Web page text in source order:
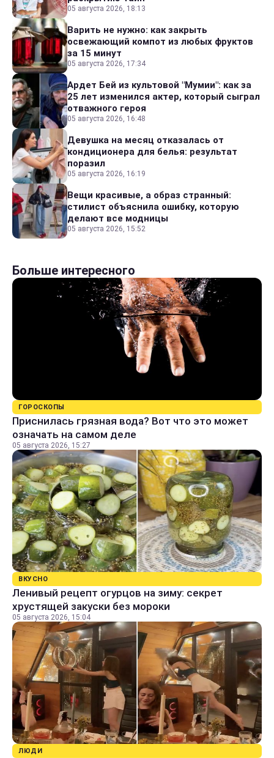
05 августа 2026, 18:13
Варить не нужно: как закрыть
освежающий компот из любых фруктов
за 15 минут
05 августа 2026, 17:34
Ардет Бей из культовой "Мумии": как за
25 лет изменился актер, который сыграл
отважного героя
05 августа 2026, 16:48
Девушка на месяц отказалась от
кондиционера для белья: результат
поразил
05 августа 2026, 16:19
Вещи красивые, а образ странный:
стилист объяснила ошибку, которую
делают все модницы
05 августа 2026, 15:52
Больше интересного
ГОРОСКОПЫ
Приснилась грязная вода? Вот что это может
означать на самом деле
05 августа 2026, 15:27
ВКУСНО
Ленивый рецепт огурцов на зиму: секрет
хрустящей закуски без мороки
05 августа 2026, 15:04
ЛЮДИ